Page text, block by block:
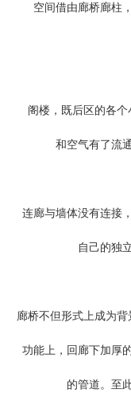
空间借由廊桥廊柱
阁楼，既后区的各
和空气有了流
连廊与墙体没有连接
自己的独
廊桥不但形式上成为背
功能上，回廊下加厚
的管道。至